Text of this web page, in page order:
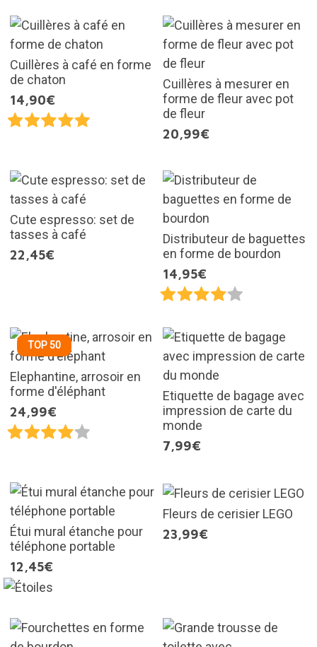
Cuillères à café en forme
de chaton
14,90€
Cuillères à mesurer en
forme de fleur avec pot
de fleur
20,99€
Cute espresso: set de
tasses à café
22,45€
Distributeur de baguettes
en forme de bourdon
14,95€
TOP 50
Elephantine, arrosoir en
forme d'éléphant
24,99€
Etiquette de bagage avec
impression de carte du
monde
7,99€
Étui mural étanche pour
téléphone portable
12,45€
Fleurs de cerisier LEGO
23,99€